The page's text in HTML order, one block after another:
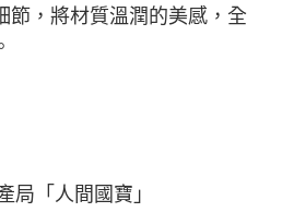
節，將材質溫潤的美感，全
局「人間國寶」